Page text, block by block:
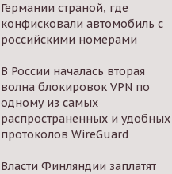
Германии страной, где
конфисковали автомобиль с
российскими номерами
В России началась вторая
волна блокировок VPN по
одному из самых
распространенных и удобных
протоколов WireGuard
Власти Финляндии заплатят